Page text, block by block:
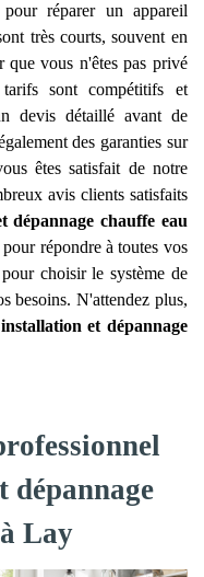
réparer un appareil
très courts, souvent en
que vous n'êtes pas privé
sont compétitifs et
devis détaillé avant de
des garanties sur
êtes satisfait de notre
avis clients satisfaits
dépannage chauffe eau
répondre à toutes vos
choisir le système de
besoins. N'attendez plus,
installation et dépannage
Lay